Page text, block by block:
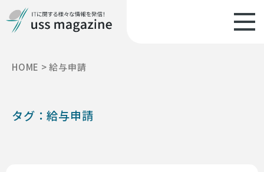
HOME >給与申請
タグ：給与申請